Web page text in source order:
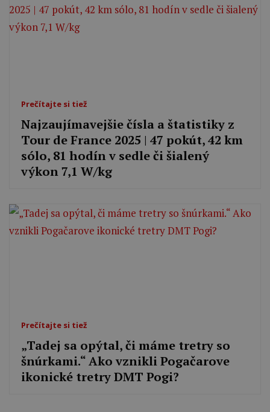
Prečítajte si tiež
Najzaujímavejšie čísla a štatistiky z
Tour de France 2025 ‎| 47 pokút, 42 km
sólo, 81 hodín v sedle či šialený
výkon 7,1 W/kg
Prečítajte si tiež
„Tadej sa opýtal, či máme tretry so
šnúrkami.“ Ako vznikli Pogačarove
ikonické tretry DMT Pogi?